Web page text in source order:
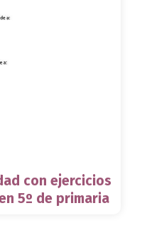
con ejercicios
5º de primaria